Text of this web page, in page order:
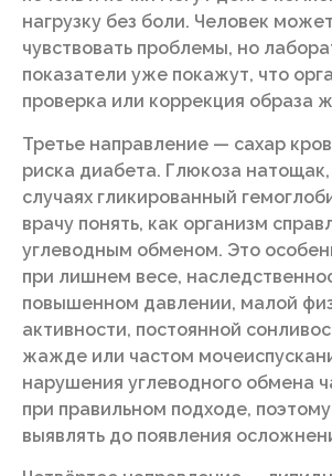
нагрузку без боли. Человек
чувствовать проблемы, но
показатели уже покажут, что
проверка или коррекция образа
Третье направление — сахар
риска диабета. Глюкоза
случаях гликированный
врачу понять, как организм
углеводным обменом. Это
при лишнем весе,
повышенном давлении, малой
активности, постоянной
жажде или частом
нарушения углеводного обмена
при правильном подходе,
выявлять до появления